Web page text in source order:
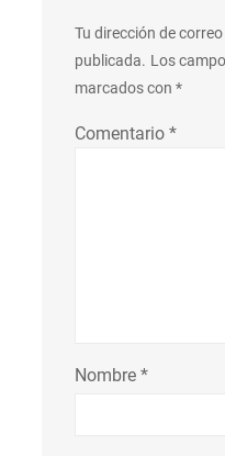
Tu dirección de
publicada. Los
marcados con *
Comentario *
Nombre *